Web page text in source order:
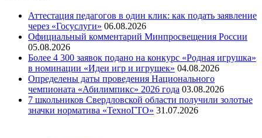
Аттестация педагогов в один клик: как подать заявление
через «Госуслуги» 06.08.2026
Официальный комментарий Минпросвещения России
05.08.2026
Более 4 300 заявок подано на конкурс «Родная игрушка»
в номинации «Идеи игр и игрушек» 04.08.2026
Определены даты проведения Национального
чемпионата «Абилимпикс» 2026 года 03.08.2026
7 школьников Свердловской области получили золотые
значки норматива «ТехноГТО» 31.07.2026